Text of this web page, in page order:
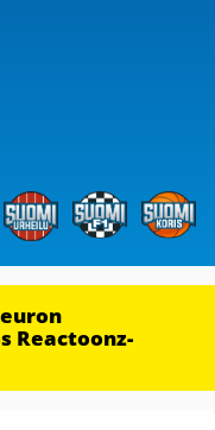
Reactoonz-